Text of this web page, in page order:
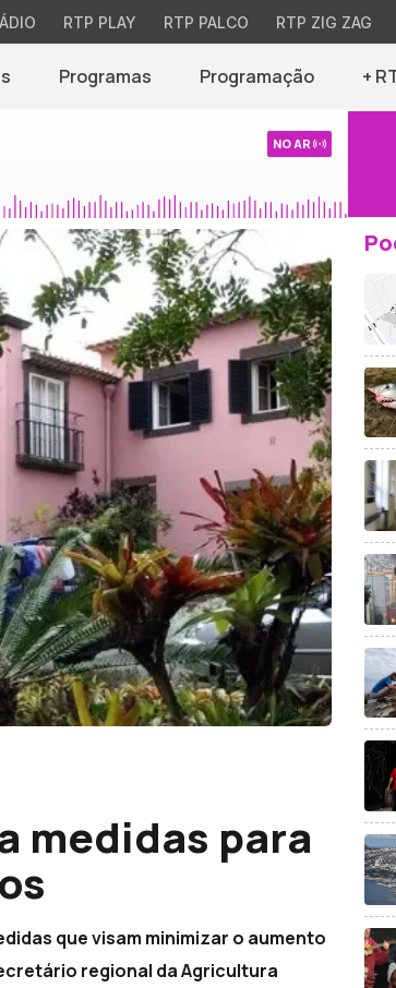
RTP PLAY RTP PALCO RTP ZIG ZAG
Programas Programação +
NO AR
medidas para
que visam minimizar o aumento
regional da Agricultura